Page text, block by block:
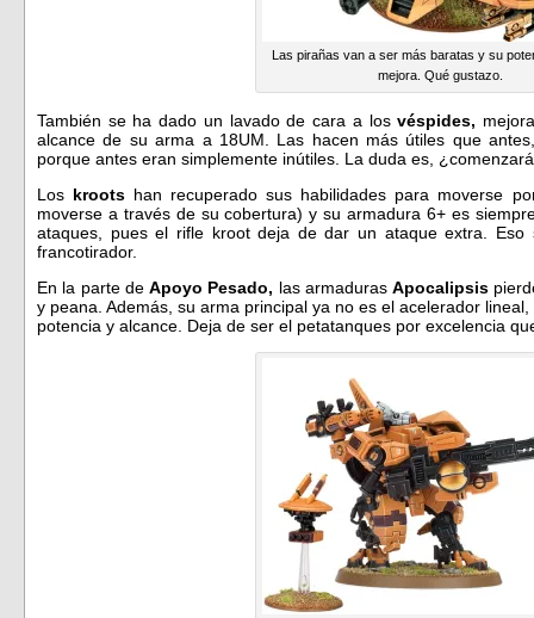
Las pirañas van a ser más baratas y su
mejora. Qué gustazo.
También se ha dado un lavado de cara a losvéspides,
alcance de su arma a 18UM. Las hacen más útiles que
porque antes eran simplemente inútiles. La duda es,
Los kroots han recuperado sus habilidades para moverse
moverse a través de su cobertura) y su armadura 6+ es
ataques, pues el rifle kroot deja de dar un ataque extra.
francotirador.
En la parte deApoyo Pesado, las armadurasApocalipsis
y peana. Además, su arma principal ya no es el acelerador
potencia y alcance. Deja de ser el petatanques por excelencia